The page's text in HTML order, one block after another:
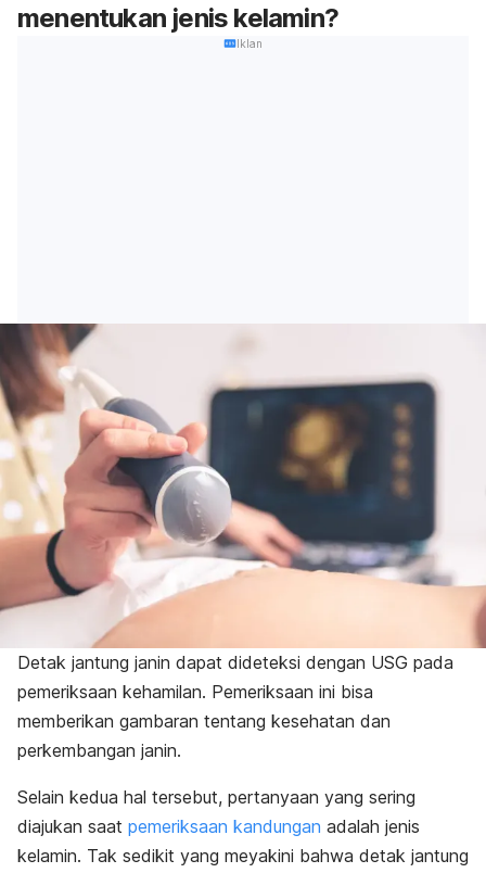
menentukan jenis kelamin?
Iklan
Detak jantung janin dapat dideteksi dengan USG pada
pemeriksaan kehamilan. Pemeriksaan ini bisa
memberikan gambaran tentang kesehatan dan
perkembangan janin.
Selain kedua hal tersebut, pertanyaan yang sering
diajukan saat pemeriksaan kandungan adalah jenis
kelamin. Tak sedikit yang meyakini bahwa detak jantung